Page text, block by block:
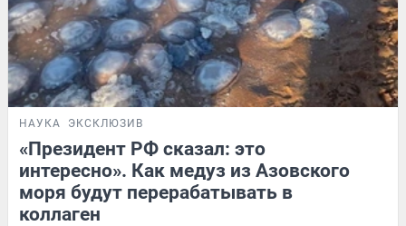
НАУКА ЭКСКЛЮЗИВ
«Президент РФ сказал: это
интересно». Как медуз из Азовского
моря будут перерабатывать в
коллаген